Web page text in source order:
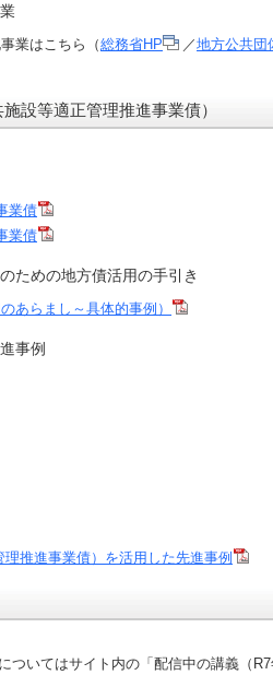
業はこちら（総務省HP ／地方公共団
設等適正管理推進事業債）
業債
業債
ための地方債活用の手引き
あらまし～具体的事例）
事例
推進事業債）を活用した先進事例
ついてはサイト内の「配信中の講義（